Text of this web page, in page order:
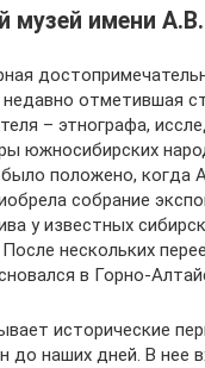
музей имени
отметившая
– этнографа,
южносибирских
положено, когда
собрание
у известных
нескольких
в Горно-
исторические
до наших дней. В нее